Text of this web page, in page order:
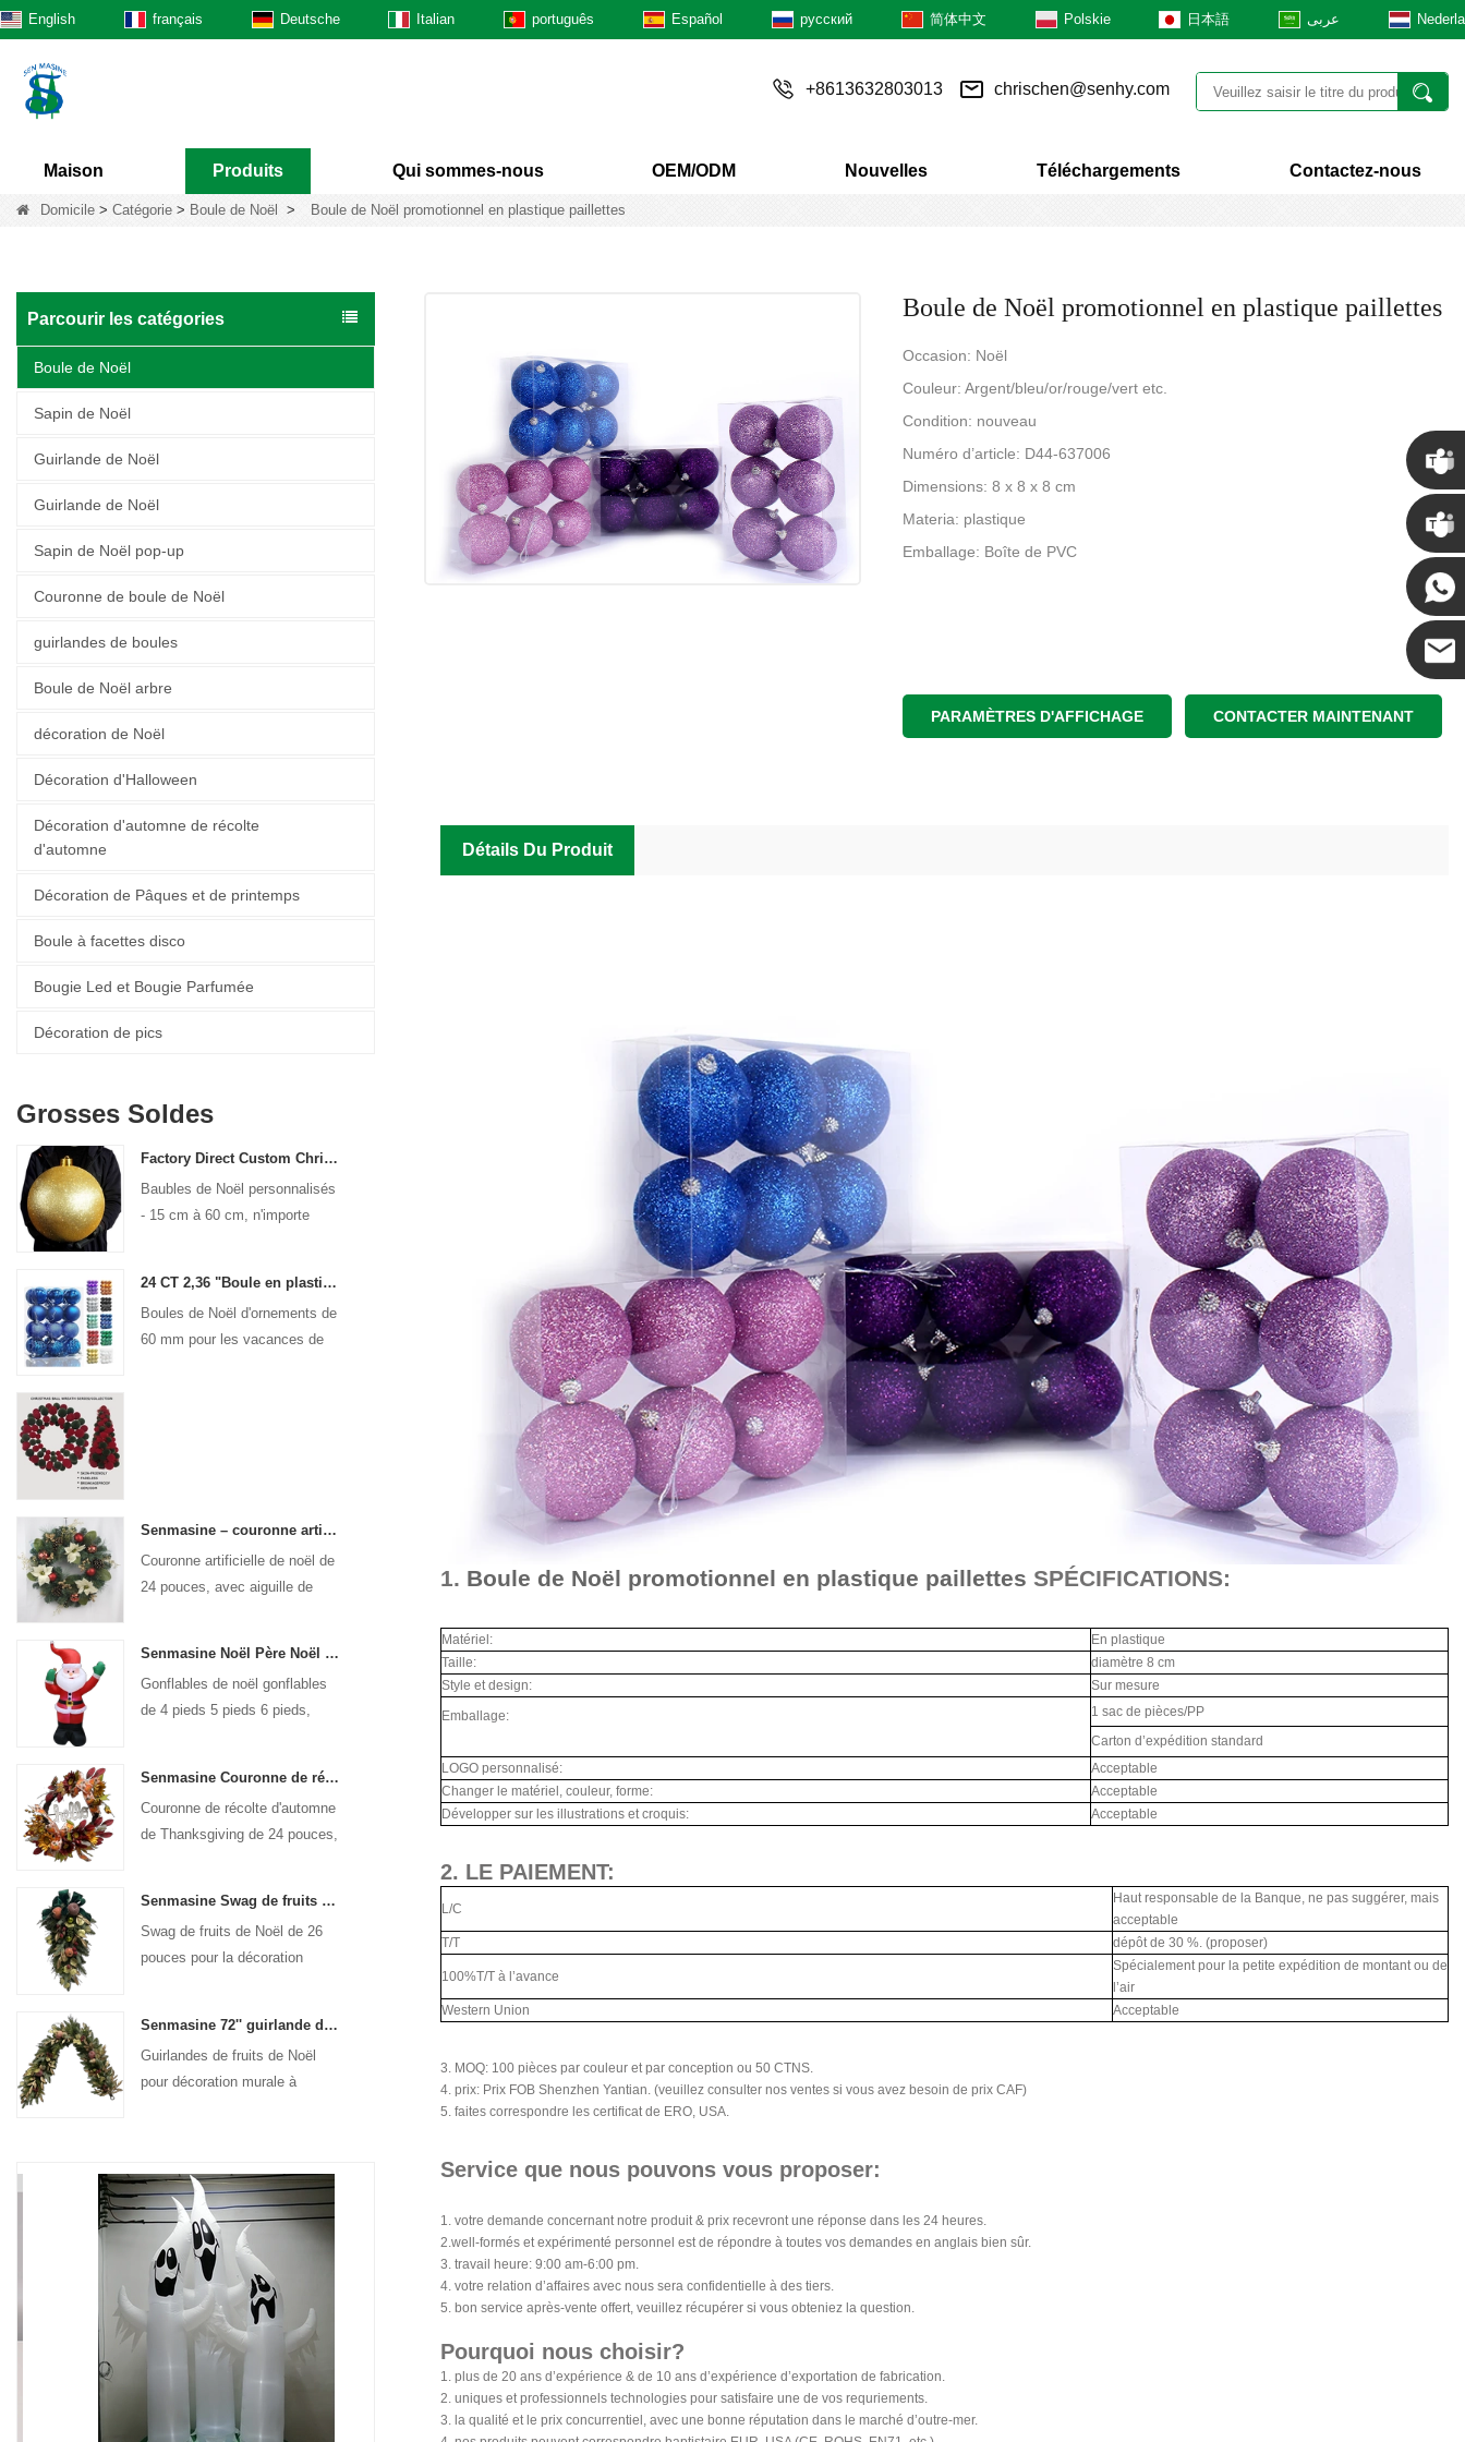
English français Deutsche Italian português Español русский 简体中文 Polskie 日本語 عربى
+8613632803013 chrischen@senhy.com
Maison Produits Qui sommes-nous OEM/ODM Nouvelles Téléchargements Contactez-nous
Domicile > Catégorie > Boule de Noël > Boule de Noël promotionnel en plastique paillettes
Parcourir les catégories
Boule de Noël
Sapin de Noël
Guirlande de Noël
Guirlande de Noël
Sapin de Noël pop-up
Couronne de boule de Noël
guirlandes de boules
Boule de Noël arbre
décoration de Noël
Décoration d'Halloween
Décoration d'automne de récolte
d'automne
Décoration de Pâques et de printemps
Boule à facettes disco
Bougie Led et Bougie Parfumée
Décoration de pics
Grosses Soldes
Factory Direct Custom Christmas Ball Big Ornaments grandes boules de 15 cm - 60 cm Boules de logo
Baubles de Noël personnalisés
- 15 cm à 60 cm, n'importe
24 CT 2,36 "Boule en plastique de Noël pour suspendre décorations d'ornement
Boules de Noël d'ornements de
60 mm pour les vacances de
Senmasine – couronne artificielle de noël de 24 pouces, avec aiguille de pin, pomme de pin, poinsettia, boule rouge, branche de baies dorées
Couronne artificielle de noël de
24 pouces, avec aiguille de
Senmasine Noël Père Noël Gonflable Blow Up Noël Gonflables Décoration Vacances Hiver Intérieur Extérieur
Gonflables de noël gonflables
de 4 pieds 5 pieds 6 pieds,
Senmasine Couronne de récolte d'automne de 24 pouces pour Thanksgiving avec signe Bonjour Feuilles de récolte d'automne Noeud à motif de citrouille de tournesol
Couronne de récolte d'automne
de Thanksgiving de 24 pouces,
Senmasine Swag de fruits de Noël de 26 pouces avec des arcs de ruban feuilles de branche artificielles en PVC
Swag de fruits de Noël de 26
pouces pour la décoration
Senmasine 72'' guirlande de fruits de Noël artificiels pour décoration suspendue de cheminée d'escalier
Guirlandes de fruits de Noël
pour décoration murale à
Boule de Noël promotionnel en plastique paillettes
Occasion: Noël
Couleur: Argent/bleu/or/rouge/vert etc.
Condition: nouveau
Numéro d’article: D44-637006
Dimensions: 8 x 8 x 8 cm
Materia: plastique
Emballage: Boîte de PVC
PARAMÈTRES D'AFFICHAGE CONTACTER MAINTENANT
Détails Du Produit
1. Boule de Noël promotionnel en plastique paillettes SPÉCIFICATIONS:
Matériel:
En plastique
Taille:
diamètre 8 cm
Style et design:
Sur mesure
Emballage:
1 sac de pièces/PP
Carton d’expédition standard
LOGO personnalisé:
Acceptable
Changer le matériel, couleur, forme:
Acceptable
Développer sur les illustrations et croquis:
Acceptable
2. LE PAIEMENT:
L/C
Haut responsable de la Banque, ne pas suggérer, mais
acceptable
T/T
dépôt de 30 %. (proposer)
100%T/T à l’avance
Spécialement pour la petite expédition de montant ou de
l’air
Western Union
Acceptable
3. MOQ: 100 pièces par couleur et par conception ou 50 CTNS.
4. prix: Prix FOB Shenzhen Yantian. (veuillez consulter nos ventes si vous avez besoin de prix CAF)
5. faites correspondre les certificat de ERO, USA.
Service que nous pouvons vous proposer:
1. votre demande concernant notre produit & prix recevront une réponse dans les 24 heures.
2.well-formés et expérimenté personnel est de répondre à toutes vos demandes en anglais bien sûr.
3. travail heure: 9:00 am-6:00 pm.
4. votre relation d’affaires avec nous sera confidentielle à des tiers.
5. bon service après-vente offert, veuillez récupérer si vous obteniez la question.
Pourquoi nous choisir?
1. plus de 20 ans d’expérience & de 10 ans d’expérience d’exportation de fabrication.
2. uniques et professionnels technologies pour satisfaire une de vos requriements.
3. la qualité et le prix concurrentiel, avec une bonne réputation dans le marché d’outre-mer.
Chris
Kenny
Coco